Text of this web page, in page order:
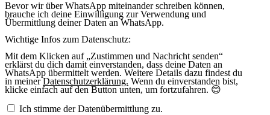
Bevor wir über WhatsApp miteinander schreiben können,
brauche ich deine Einwilligung zur Verwendung und
Übermittlung deiner Daten an WhatsApp.
Wichtige Infos zum Datenschutz:
Mit dem Klicken auf „Zustimmen und Nachricht senden“
erklärst du dich damit einverstanden, dass deine Daten an
WhatsApp übermittelt werden. Weitere Details dazu findest du
in meinerDatenschutzerklärung. Wenn du einverstanden bist,
klicke einfach auf den Button unten, um fortzufahren. 😊
Ich stimme der Datenübermittlung zu.